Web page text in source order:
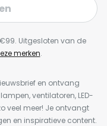
Uitgesloten van de
merken.
en ontvang
ventilatoren, LED-
veel meer! Je ontvangt
en inspiratieve content.